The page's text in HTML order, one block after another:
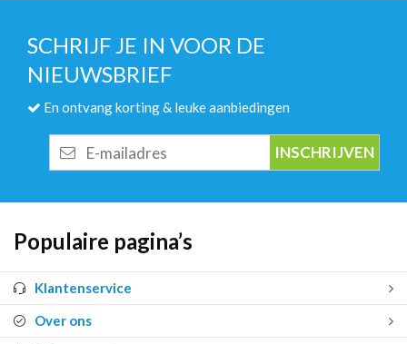
SCHRIJF JE IN VOOR DE
NIEUWSBRIEF
En ontvang korting & leuke aanbiedingen
mailadres
Populaire pagina’s
Klantenservice
Over ons